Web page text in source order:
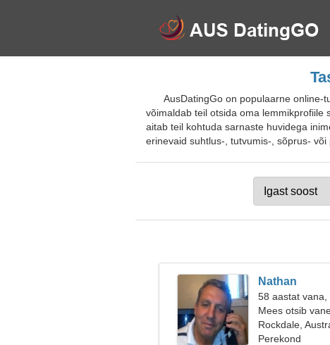
AusDatingGo on populaarne online-
võimaldab teil otsida oma lemmikprofiile
aitab teil kohtuda sarnaste huvidega
erinevaid suhtlus-, tutvumis-, sõprus-
Nathan
58 aastat vana,
Mees otsib
Rockdale,
Perekond